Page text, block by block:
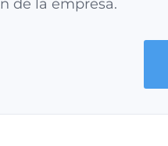
de la empresa.